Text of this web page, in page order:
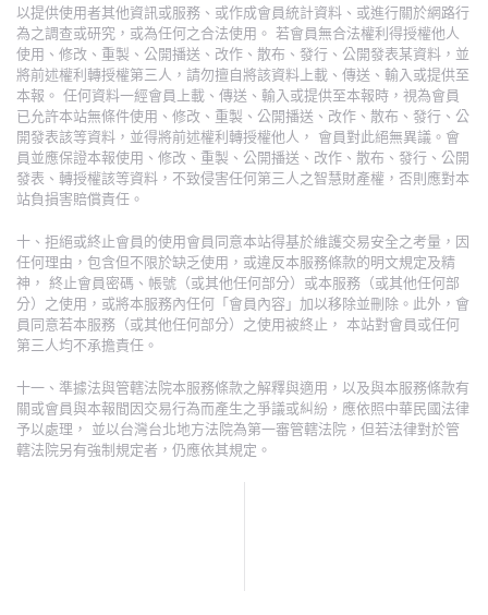
以提供使用者其他資訊或服務、或作成會員統計資料、或進行關於網路行
為之調查或研究，或為任何之合法使用。 若會員無合法權利得授權他人
使用、修改、重製、公開播送、改作、散布、發行、公開發表某資料，並
將前述權利轉授權第三人，請勿擅自將該資料上載、傳送、輸入或提供至
本報。 任何資料一經會員上載、傳送、輸入或提供至本報時，視為會員
已允許本站無條件使用、修改、重製、公開播送、改作、散布、發行、公
開發表該等資料，並得將前述權利轉授權他人， 會員對此絕無異議。會
員並應保證本報使用、修改、重製、公開播送、改作、散布、發行、公開
發表、轉授權該等資料，不致侵害任何第三人之智慧財產權，否則應對本
站負損害賠償責任。
十、拒絕或終止會員的使用會員同意本站得基於維護交易安全之考量，因
任何理由，包含但不限於缺乏使用，或違反本服務條款的明文規定及精
神， 終止會員密碼、帳號（或其他任何部分）或本服務（或其他任何部
分）之使用，或將本服務內任何「會員內容」加以移除並刪除。此外，會
員同意若本服務（或其他任何部分）之使用被終止， 本站對會員或任何
第三人均不承擔責任。
十一、準據法與管轄法院本服務條款之解釋與適用，以及與本服務條款有
關或會員與本報間因交易行為而產生之爭議或糾紛，應依照中華民國法律
予以處理， 並以台灣台北地方法院為第一審管轄法院，但若法律對於管
轄法院另有強制規定者，仍應依其規定。